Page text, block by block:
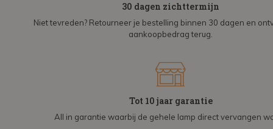
30 dagen zichttermijn
Niet tevreden? Retourneer je bestelling binnen 30 dagen en
aankoopbedrag terug.
Tot 10 jaar garantie
All in garantie waarbij de gehele lamp direct vervangen